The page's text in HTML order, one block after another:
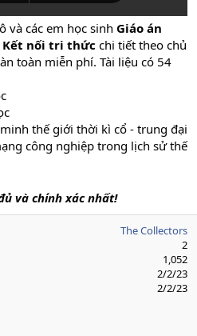
và các em học sinh Giáo án
Kết nối tri thức chi tiết theo chủ
toàn miễn phí. Tài liệu có 54
thế giới thời kì cổ - trung đại
công nghiệp trong lịch sử thế
và chính xác nhất!
The Collectors
2
1,052
2/2/23
2/2/23